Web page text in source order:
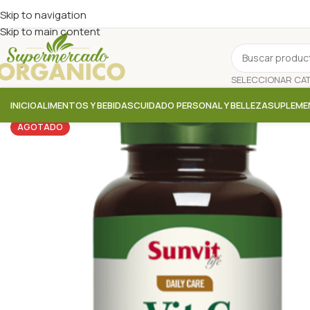
Skip to navigation
Skip to main content
INICIOALIMENTOS Y BEBIDASCUIDADO PERSONAL Y BELLEZA
AGOTADO